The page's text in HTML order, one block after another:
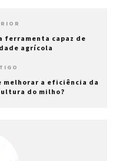
ferramenta capaz de
agrícola
melhorar a eficiência da
do milho?